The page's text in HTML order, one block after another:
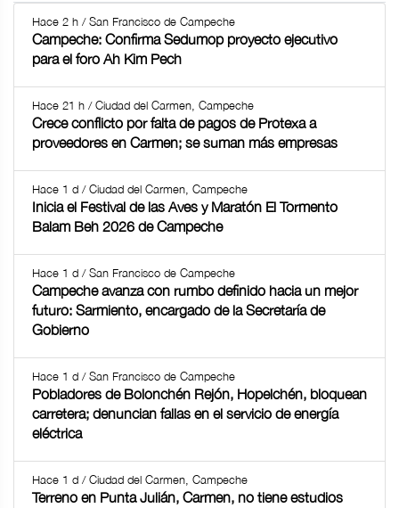
Hace 2 h / San Francisco de Campeche
Campeche: Confirma Sedumop proyecto ejecutivo
para el foro Ah Kim Pech
Hace 21 h / Ciudad del Carmen, Campeche
Crece conflicto por falta de pagos de Protexa a
proveedores en Carmen; se suman más empresas
Hace 1 d / Ciudad del Carmen, Campeche
Inicia el Festival de las Aves y Maratón El Tormento
Balam Beh 2026 de Campeche
Hace 1 d / San Francisco de Campeche
Campeche avanza con rumbo definido hacia un mejor
futuro: Sarmiento, encargado de la Secretaría de
Gobierno
Hace 1 d / San Francisco de Campeche
Pobladores de Bolonchén Rejón, Hopelchén, bloquean
carretera; denuncian fallas en el servicio de energía
eléctrica
Hace 1 d / Ciudad del Carmen, Campeche
Terreno en Punta Julián, Carmen, no tiene estudios